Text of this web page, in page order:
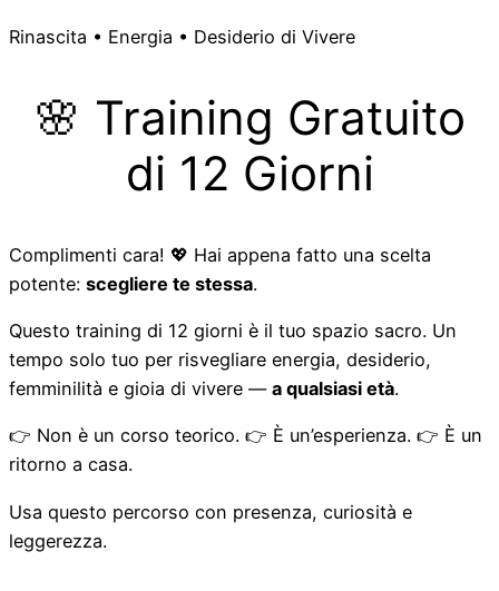
Rinascita • Energia • Desiderio di Vivere
🌸 Training Gratuito
di 12 Giorni
Complimenti cara! 💖 Hai appena fatto una scelta
potente: scegliere te stessa.
Questo training di 12 giorni è il tuo spazio sacro. Un
tempo solo tuo per risvegliare energia, desiderio,
femminilità e gioia di vivere — a qualsiasi età.
👉 Non è un corso teorico. 👉 È un’esperienza. 👉 È un
ritorno a casa.
Usa questo percorso con presenza, curiosità e
leggerezza.